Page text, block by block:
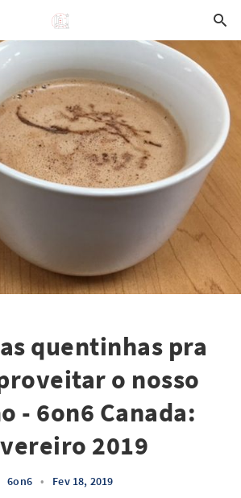
quentinhas pra
o nosso
- 6on6 Canada:
2019
6on6 • Fev 18, 2019